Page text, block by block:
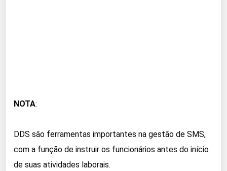
NOTA:
DDS são ferramentas importantes na gestão de SMS,
com a função de instruir os funcionários antes do início
de suas atividades laborais.